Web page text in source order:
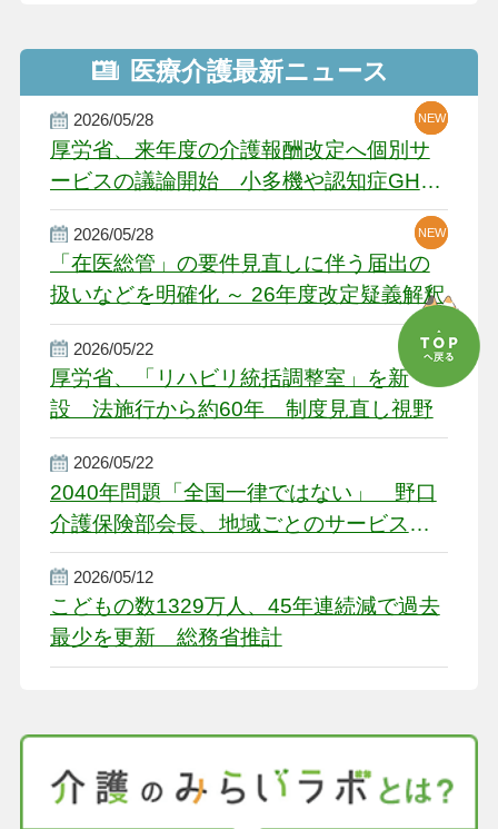
医療介護最新ニュース
2026/05/28
厚労省、来年度の介護報酬改定へ個別サ
ービスの議論開始 小多機や認知症GH、
厳しい経営環境に危機感
NEW
NEW
NEW
2026/05/28
「在医総管」の要件見直しに伴う届出の
扱いなどを明確化 ～ 26年度改定疑義解釈
NEW
NEW
2026/05/22
厚労省、「リハビリ統括調整室」を新
設 法施行から約60年 制度見直し視野
NEW
2026/05/22
2040年問題「全国一律ではない」 野口
介護保険部会長、地域ごとのサービス基
盤整備を促す
2026/05/12
こどもの数1329万人、45年連続減で過去
最少を更新 総務省推計